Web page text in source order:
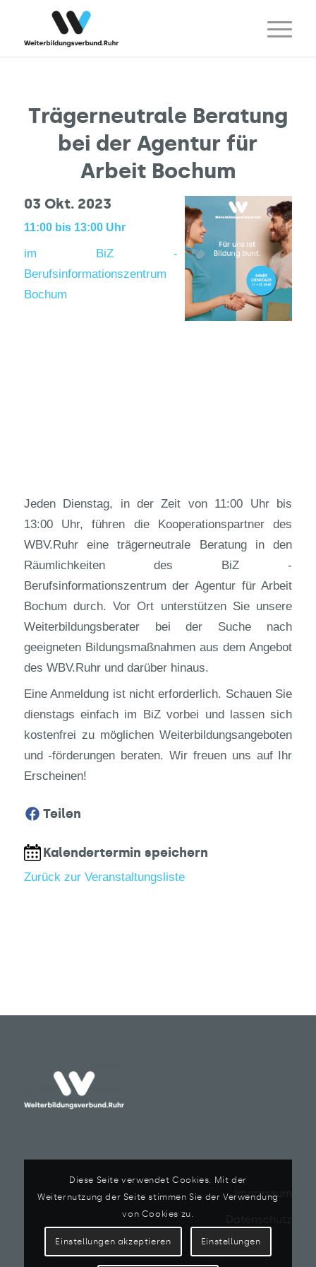
Trägerneutrale Beratung
bei der Agentur für
Arbeit Bochum
03 Okt. 2023
11:00 bis 13:00 Uhr
im BiZ -
Berufsinformationszentrum
Bochum
Jeden Dienstag, in der Zeit von 11:00 Uhr bis
13:00 Uhr, führen die Kooperationspartner des
WBV.Ruhr eine trägerneutrale Beratung in den
Räumlichkeiten des BiZ -
Berufsinformationszentrum der Agentur für Arbeit
Bochum durch. Vor Ort unterstützen Sie unsere
Weiterbildungsberater bei der Suche nach
geeigneten Bildungsmaßnahmen aus dem Angebot
des WBV.Ruhr und darüber hinaus.
Eine Anmeldung ist nicht erforderlich. Schauen Sie
dienstags einfach im BiZ vorbei und lassen sich
kostenfrei zu möglichen Weiterbildungsangeboten
und -förderungen beraten. Wir freuen uns auf Ihr
Erscheinen!
Teilen
Kalendertermin speichern
Zurück zur Veranstaltungsliste
Impressum
Datenschutz
Diese Seite verwendet Cookies. Mit der
Weiternutzung der Seite stimmen Sie der Verwendung
von Cookies zu.
Einstellungen akzeptieren Einstellungen